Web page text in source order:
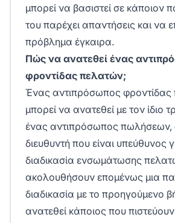
μπορεί να βασιστεί σε κάποιον
του παρέχει απαντήσεις και να
πρόβλημα έγκαιρα.
Πώς να ανατεθεί ένας
φροντίδας πελατών;
Ένας αντιπρόσωπος
μπορεί να ανατεθεί με τον ίδιο
ένας αντιπρόσωπος πωλήσεων,
διευθυντή που είναι υπεύθυνος
διαδικασία ενσωμάτωσης
ακολουθήσουν επομένως μια
διαδικασία με το προηγούμενο
ανατεθεί κάποιος που